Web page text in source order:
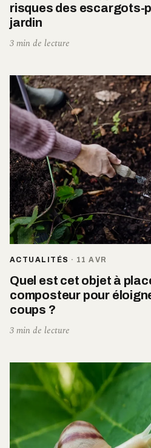
risques des escargots-
jardin
3 min de lecture
ACTUALITÉS · 11 AVR
Quel est cet objet à
composteur pour
coups ?
3 min de lecture